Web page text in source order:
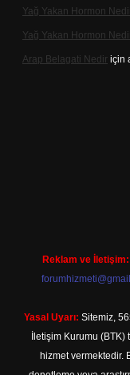
Yağ Yakan Hormon
Yağ Yakan Hormon
Arap Belagati Nedir için
Reklam ve İletişim:
Yasal Uyarı: Sitemiz,
İletişim Kurumu (BTK)
hizmet vermektedir.